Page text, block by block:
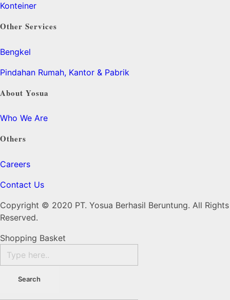
Konteiner
Other Services
Bengkel
Pindahan Rumah, Kantor & Pabrik
About Yosua
Who We Are
Others
Careers
Contact Us
Copyright © 2020 PT. Yosua Berhasil Beruntung. All Rights
Reserved.
Shopping Basket